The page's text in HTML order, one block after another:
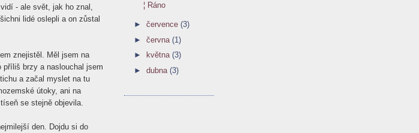
- ale svět, jak ho znal,
lidé oslepli a on zůstal
znejistěl. Měl jsem na
brzy a naslouchal jsem
a začal myslet na tu
útoky, ani na
se stejně objevila.
den. Dojdu si do
¦ Ráno
► července (3)
► června (1)
►
května (3)
► dubna (3)